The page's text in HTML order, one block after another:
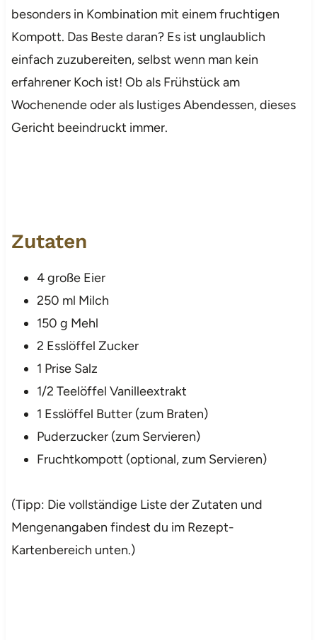
besonders in Kombination mit einem fruchtigen
Kompott. Das Beste daran? Es ist unglaublich
einfach zuzubereiten, selbst wenn man kein
erfahrener Koch ist! Ob als Frühstück am
Wochenende oder als lustiges Abendessen, dieses
Gericht beeindruckt immer.
Zutaten
4 große Eier
250 ml Milch
150 g Mehl
2 Esslöffel Zucker
1 Prise Salz
1/2 Teelöffel Vanilleextrakt
1 Esslöffel Butter (zum Braten)
Puderzucker (zum Servieren)
Fruchtkompott (optional, zum Servieren)
(Tipp: Die vollständige Liste der Zutaten und
Mengenangaben findest du im Rezept-
Kartenbereich unten.)